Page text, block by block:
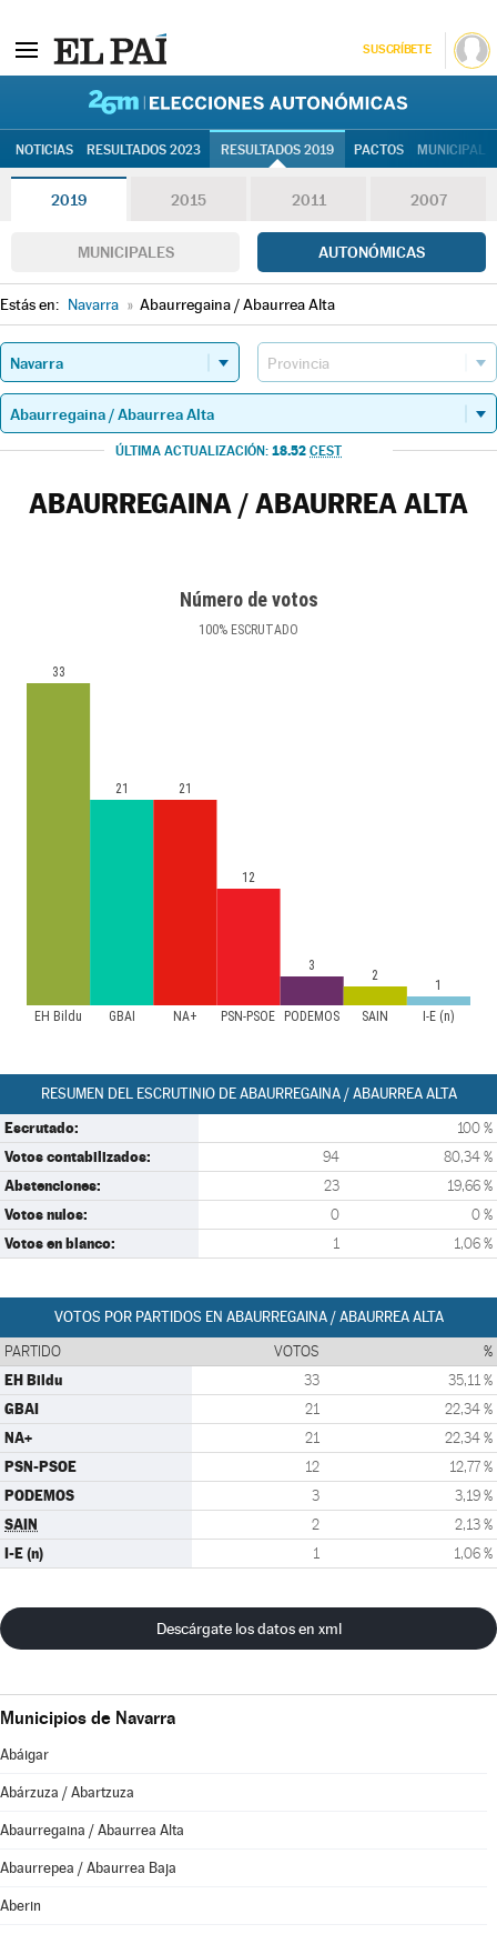
SUSCRÍBETE
NOTICIAS RESULTADOS 2023 RESULTADOS 2019 PACTOS
2019 2015 2011 2007
MUNICIPALES AUTONÓMICAS
Estás en: Navarra » Abaurregaina / Abaurrea Alta
ÚLTIMA ACTUALIZACIÓN: 18.52 CEST
ABAURREGAINA / ABAURREA ALTA
Número de votos
100% ESCRUTADO
EH Bildu GBAI NA+ PSN-PSOE PODEMOS SAIN I-E (n)
33
21 21
12
3
2
1
RESUMEN DEL ESCRUTINIO DE ABAURREGAINA / ABAURREA ALTA
Escrutado: 100 %
Votos contabilizados: 94 80,34 %
Abstenciones: 23 19,66 %
Votos nulos: 0 0 %
Votos en blanco: 1 1,06 %
VOTOS POR PARTIDOS EN ABAURREGAINA / ABAURREA ALTA
PARTIDO VOTOS %
EH Bildu 33 35,11 %
GBAI 21 22,34 %
NA+ 21 22,34 %
PSN-PSOE 12 12,77 %
PODEMOS 3 3,19 %
SAIN 2 2,13 %
I-E (n) 1 1,06 %
Descárgate los datos en xml
Municipios de Navarra
Abáigar
Abárzuza / Abartzuza
Abaurregaina / Abaurrea Alta
Abaurrepea / Abaurrea Baja
Aberin